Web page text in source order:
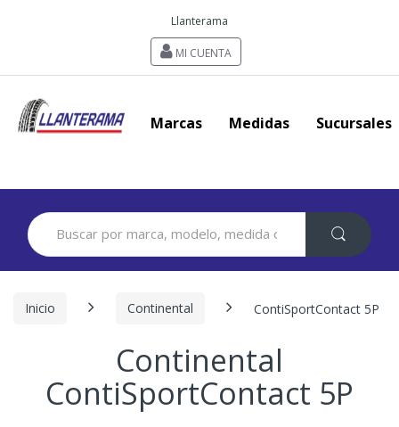
Llanterama
MI CUENTA
Marcas Medidas Sucursales
Search
for:
Inicio Continental ContiSportContact 5P
Continental
ContiSportContact 5P